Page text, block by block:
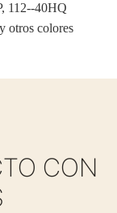
112--40HQ
otros colores
CON